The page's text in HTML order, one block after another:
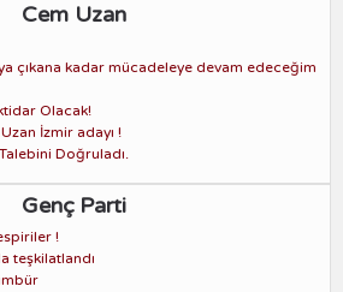
Cem Uzan
çıkana kadar mücadeleye devam edeceğim
Olacak!
İzmir adayı !
Doğruladı.
Genç Parti
!
teşkilatlandı